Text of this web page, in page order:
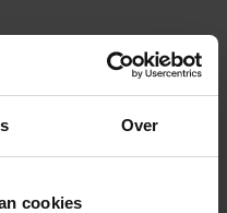
Over
cookies